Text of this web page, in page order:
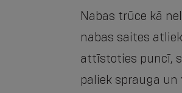
Nabas trūce kā
nabas saites
attīstoties puncī,
paliek sprauga